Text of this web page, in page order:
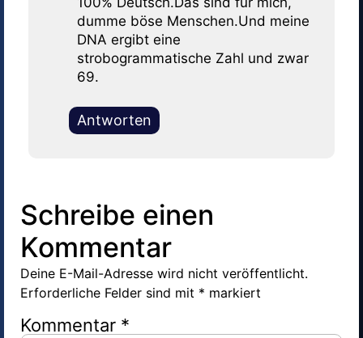
dumme böse Menschen.Und meine
DNA ergibt eine
strobogrammatische Zahl und zwar
69.
Antworten
Schreibe einen
Kommentar
Deine E-Mail-Adresse wird nicht veröffentlicht.
Erforderliche Felder sind mit * markiert
Kommentar *